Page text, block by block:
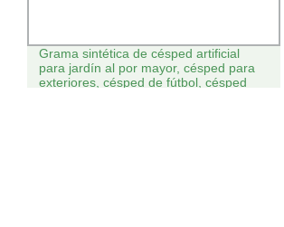
Grama sintética de césped artificial
para jardín al por mayor, césped para
exteriores, césped de fútbol, césped